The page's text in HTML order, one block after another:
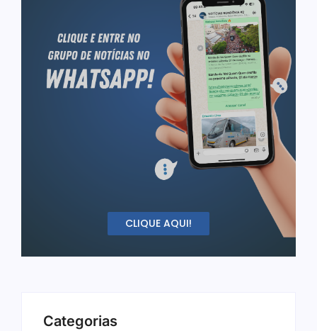
CLIQUE AQUI!
Categorias